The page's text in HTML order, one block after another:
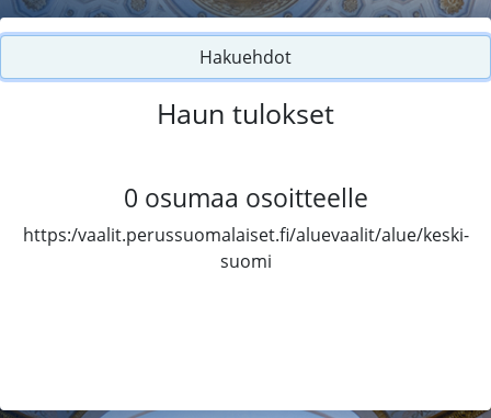
Hakuehdot
Haun tulokset
0 osumaa osoitteelle
https:/vaalit.perussuomalaiset.fi/aluevaalit/alue/keski-
suomi